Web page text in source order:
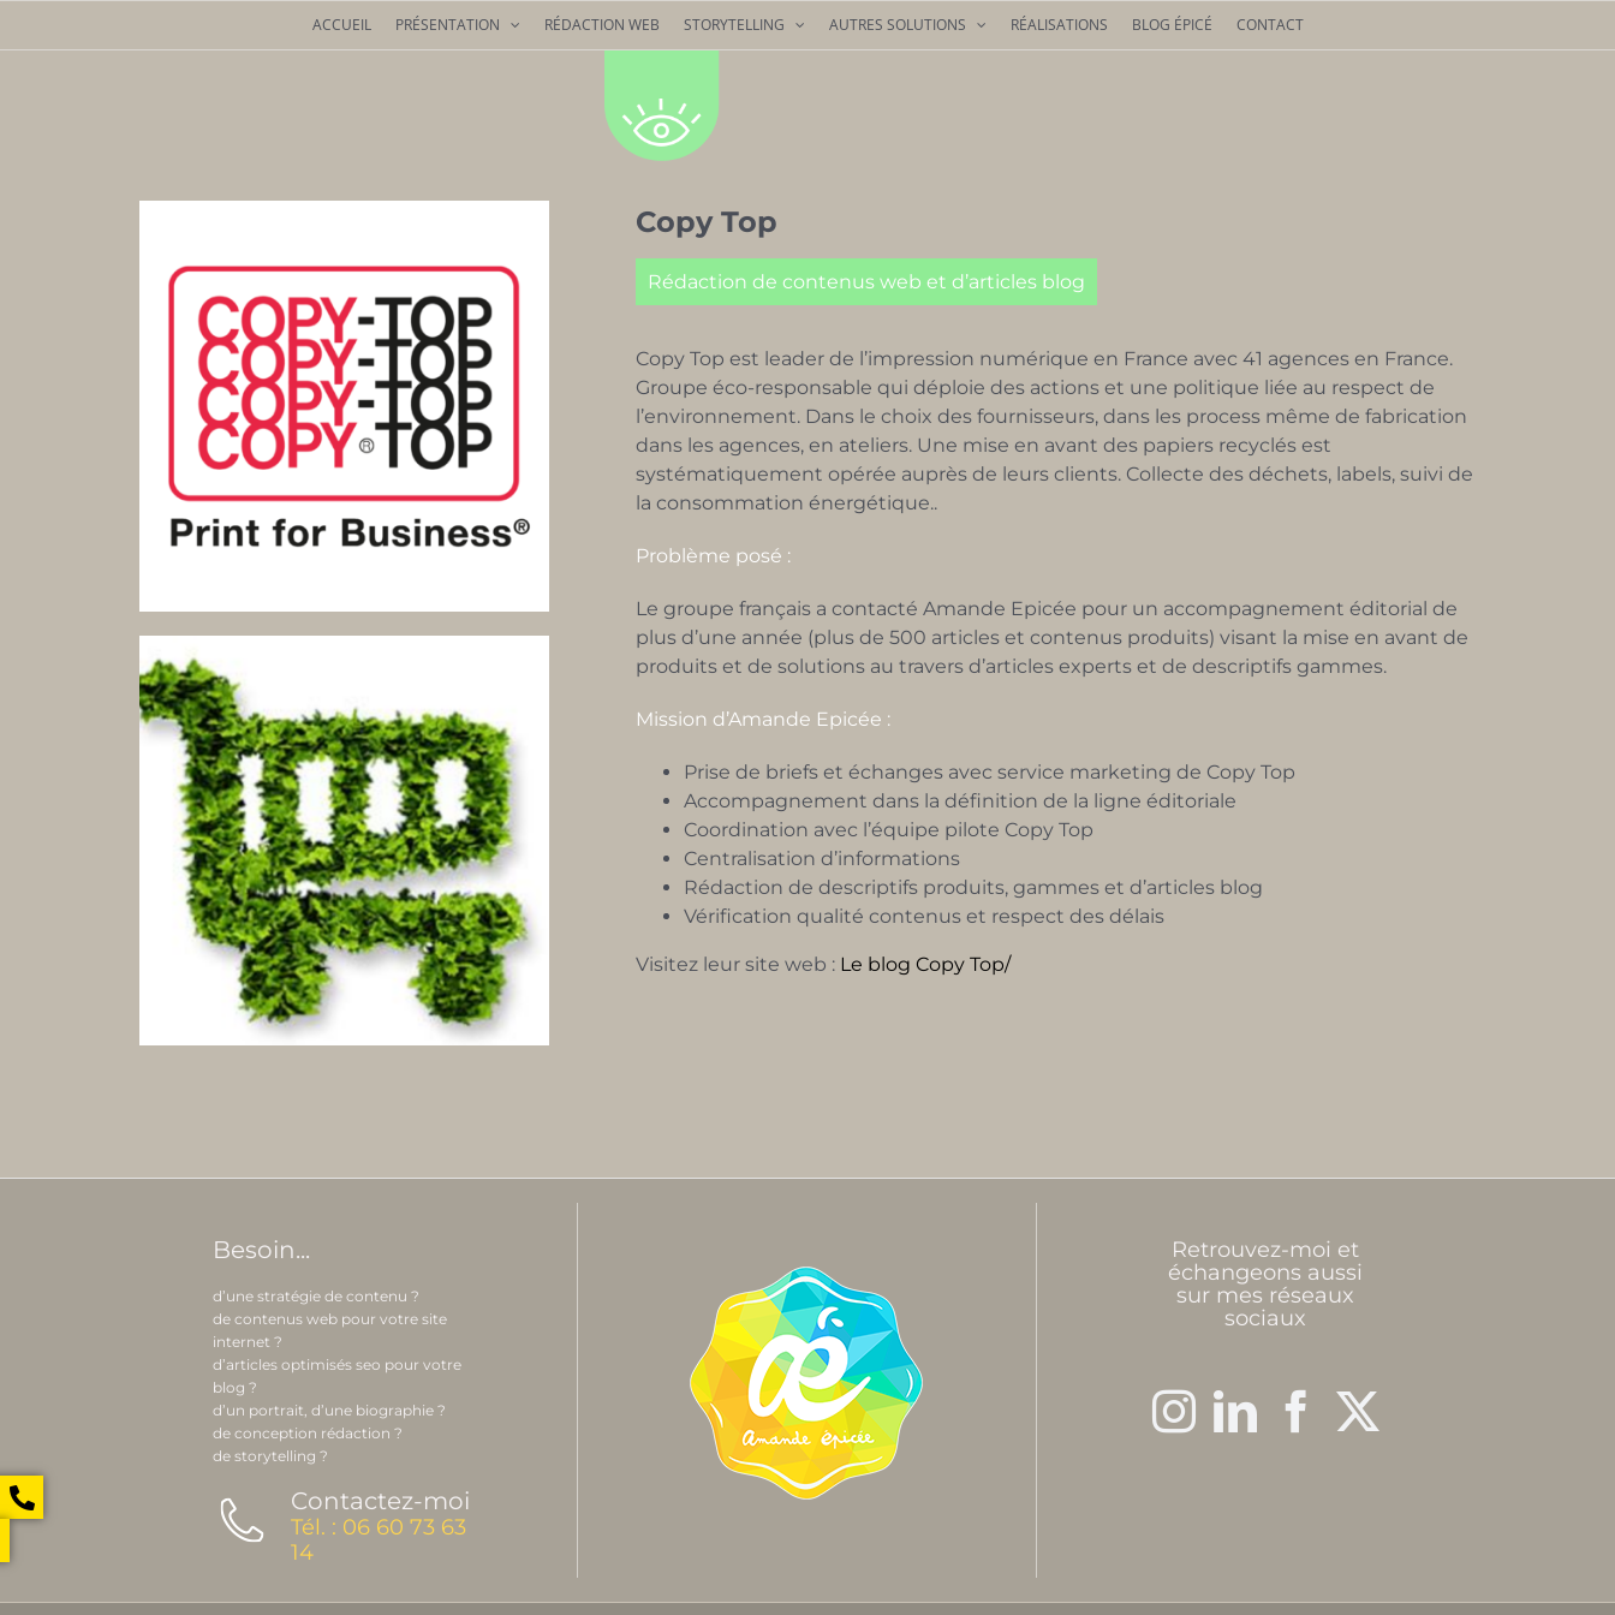
ACCUEIL PRÉSENTATION RÉDACTION WEB STORYTELLING AUTRES SOLUTIONS RÉALISATIONS BLOG ÉPICÉ CONTACT
Copy Top
Rédaction de contenus web et d’articles blog
Copy Top est leader de l’impression numérique en France avec 41 agences en France.
Groupe éco-responsable qui déploie des actions et une politique liée au respect de
l’environnement. Dans le choix des fournisseurs, dans les process même de fabrication
dans les agences, en ateliers. Une mise en avant des papiers recyclés est
systématiquement opérée auprès de leurs clients. Collecte des déchets, labels, suivi de
la consommation énergétique..
Problème posé :
Le groupe français a contacté Amande Epicée pour un accompagnement éditorial de
plus d’une année (plus de 500 articles et contenus produits) visant la mise en avant de
produits et de solutions au travers d’articles experts et de descriptifs gammes.
Mission d’Amande Epicée :
Prise de briefs et échanges avec service marketing de Copy Top
Accompagnement dans la définition de la ligne éditoriale
Coordination avec l’équipe pilote Copy Top
Centralisation d’informations
Rédaction de descriptifs produits, gammes et d’articles blog
Vérification qualité contenus et respect des délais
Visitez leur site web : Le blog Copy Top/
Besoin...
d’une stratégie de contenu ?
de contenus web pour votre site
internet ?
d’articles optimisés seo pour votre
blog ?
d’un portrait, d’une biographie ?
de conception rédaction ?
de storytelling ?
Contactez-moi
Tél. : 06 60 73 63
14
Retrouvez-moi et
échangeons aussi
sur mes réseaux
sociaux